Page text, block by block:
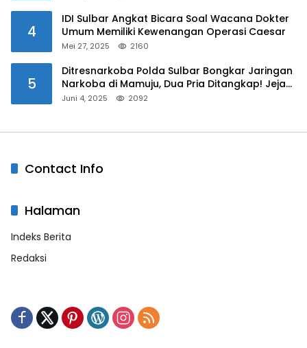
4
IDI Sulbar Angkat Bicara Soal Wacana Dokter
Umum Memiliki Kewenangan Operasi Caesar
Mei 27, 2025 2160
5
Ditresnarkoba Polda Sulbar Bongkar Jaringan
Narkoba di Mamuju, Dua Pria Ditangkap! Jejak
Juni 4, 2025 2092
Contact Info
Halaman
Indeks Berita
Redaksi